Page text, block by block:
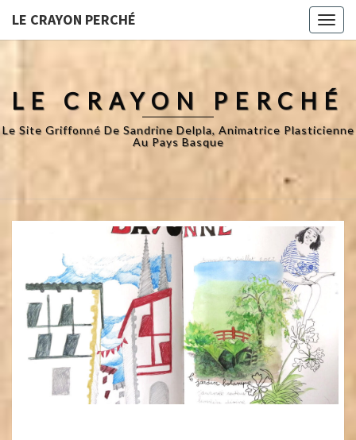
LE CRAYON PERCHÉ
LE CRAYON PERCHÉ
Le Site Griffonné De Sandrine Delpla, Animatrice Plasticienne
Au Pays Basque